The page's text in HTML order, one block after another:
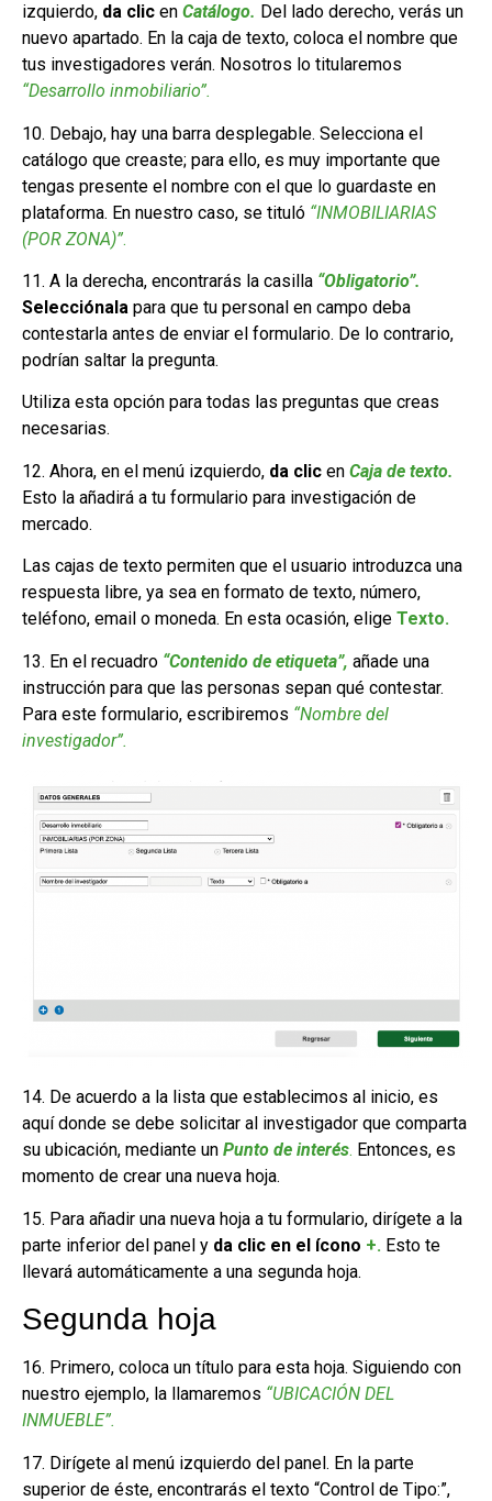
izquierdo, da clic en Catálogo. Del lado derecho, verás un
nuevo apartado. En la caja de texto, coloca el nombre que
tus investigadores verán. Nosotros lo titularemos
“Desarrollo inmobiliario”.
10. Debajo, hay una barra desplegable. Selecciona el
catálogo que creaste; para ello, es muy importante que
tengas presente el nombre con el que lo guardaste en
plataforma. En nuestro caso, se tituló “INMOBILIARIAS
(POR ZONA)”.
11. A la derecha, encontrarás la casilla “Obligatorio”.
Selecciónala para que tu personal en campo deba
contestarla antes de enviar el formulario. De lo contrario,
podrían saltar la pregunta.
Utiliza esta opción para todas las preguntas que creas
necesarias.
12. Ahora, en el menú izquierdo, da clic en Caja de texto.
Esto la añadirá a tu formulario para investigación de
mercado.
Las cajas de texto permiten que el usuario introduzca una
respuesta libre, ya sea en formato de texto, número,
teléfono, email o moneda. En esta ocasión, elige Texto.
13. En el recuadro “Contenido de etiqueta”, añade una
instrucción para que las personas sepan qué contestar.
Para este formulario, escribiremos “Nombre del
investigador”.
14. De acuerdo a la lista que establecimos al inicio, es
aquí donde se debe solicitar al investigador que comparta
su ubicación, mediante un Punto de interés. Entonces, es
momento de crear una nueva hoja.
15. Para añadir una nueva hoja a tu formulario, dirígete a la
parte inferior del panel y da clic en el ícono +. Esto te
llevará automáticamente a una segunda hoja.
Segunda hoja
16. Primero, coloca un título para esta hoja. Siguiendo con
nuestro ejemplo, la llamaremos “UBICACIÓN DEL
INMUEBLE”.
17. Dirígete al menú izquierdo del panel. En la parte
superior de éste, encontrarás el texto “Control de Tipo:”,